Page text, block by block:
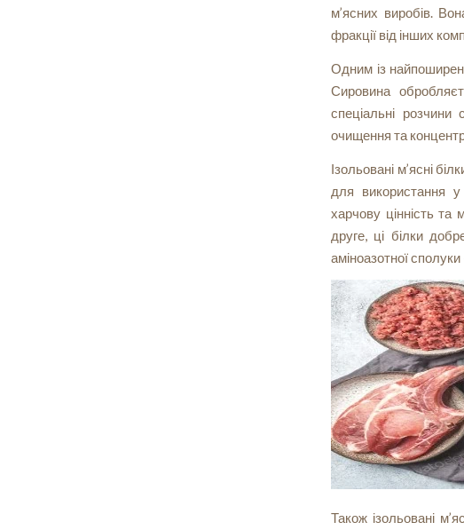
м’ясних виробів.
фракції від інших
Одним із
Сировина
спеціальні
очищення та
Ізольовані м’ясні
для використання
харчову цінність та
друге, ці білки
аміноазотної
Також ізольовані